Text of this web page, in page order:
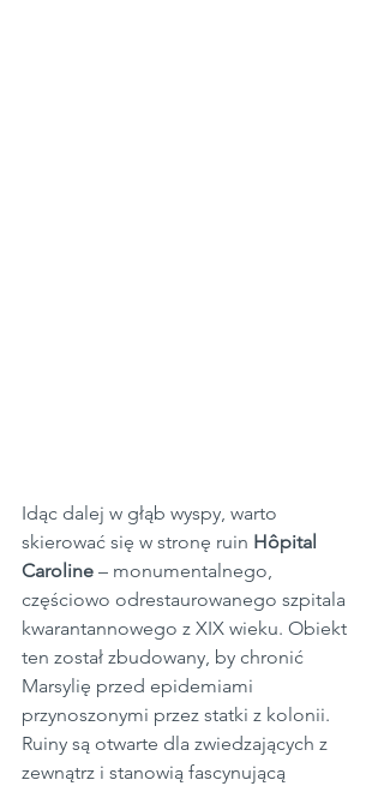
Idąc dalej w głąb wyspy, warto
skierować się w stronę ruin Hôpital
Caroline – monumentalnego,
częściowo odrestaurowanego szpitala
kwarantannowego z XIX wieku. Obiekt
ten został zbudowany, by chronić
Marsylię przed epidemiami
przynoszonymi przez statki z kolonii.
Ruiny są otwarte dla zwiedzających z
zewnątrz i stanowią fascynującą